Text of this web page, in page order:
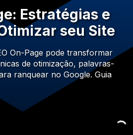
Estratégias e
seu Site
On-Page pode transformar
de otimização, palavras-
ranquear no Google. Guia